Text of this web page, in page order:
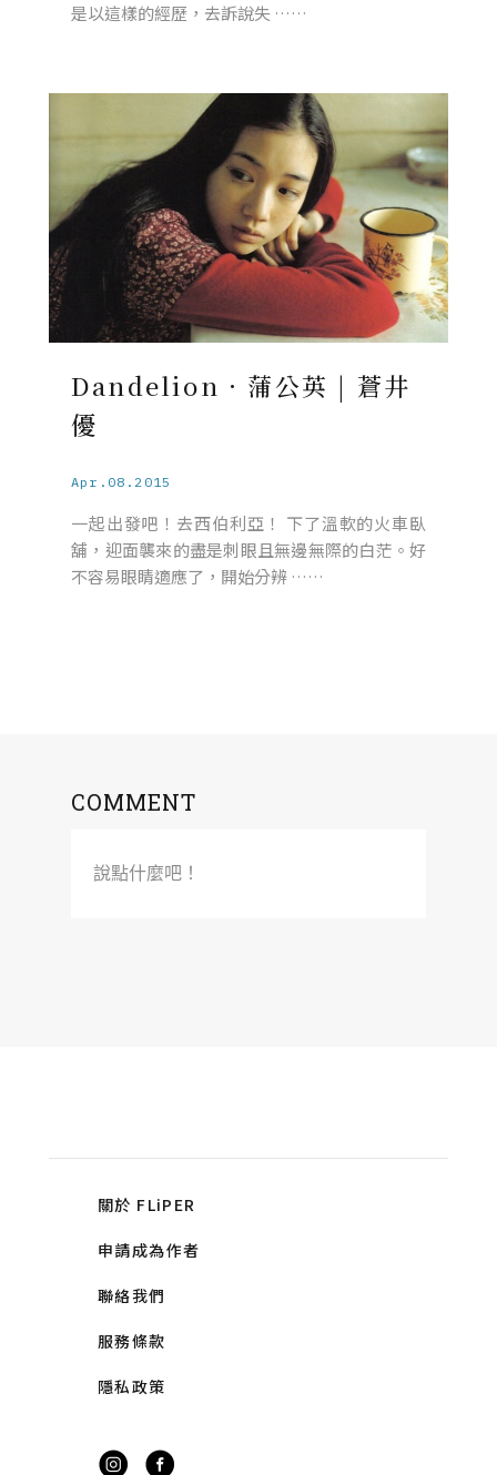
是以這樣的經歷，去訴說失 ……
Dandelion · 蒲公英 | 蒼井
優
Apr.08.2015
一起出發吧！去西伯利亞！ 下了溫軟的火車臥
舖，迎面襲來的盡是刺眼且無邊無際的白茫。好
不容易眼睛適應了，開始分辨 ……
COMMENT
說點什麼吧！
關於 FLiPER
申請成為作者
聯絡我們
服務條款
隱私政策